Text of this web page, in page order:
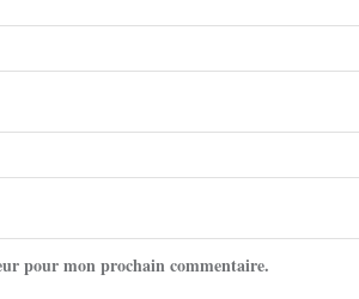
pour mon prochain commentaire.